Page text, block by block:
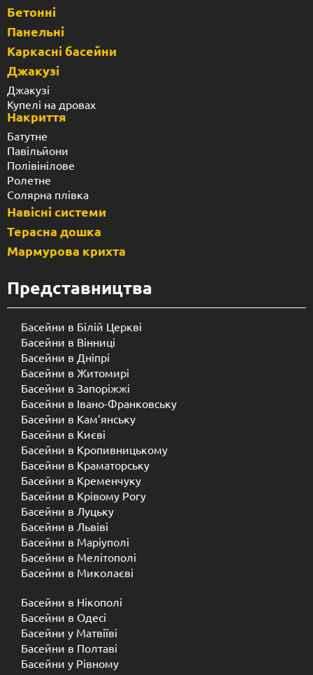
Бетонні
Панельні
Каркасні басейни
Джакузі
Джакузі
Купелі на дровах
Накриття
Батутне
Павільйони
Полівінілове
Ролетне
Солярна плівка
Навісні системи
Терасна дошка
Мармурова крихта
Представництва
Басейни в Білій Церкві
Басейни в Вінниці
Басейни в Дніпрі
Басейни в Житомирі
Басейни в Запоріжжі
Басейни в Івано-Франковську
Басейни в Кам’янську
Басейни в Києві
Басейни в Кропивницькому
Басейни в Краматорську
Басейни в Кременчуку
Басейни в Крівому Рогу
Басейни в Луцьку
Басейни в Львіві
Басейни в Маріуполі
Басейни в Мелітополі
Басейни в Миколаєві
Басейни в Нікополі
Басейни в Одесі
Басейни у Матвіїві
Басейни в Полтаві
Басейни у ​​Рівному